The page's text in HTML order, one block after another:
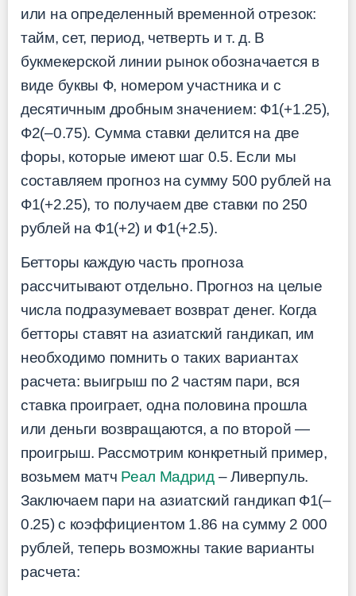
или на определенный временной отрезок:
тайм, сет, период, четверть и т. д. В
букмекерской линии рынок обозначается в
виде буквы Ф, номером участника и с
десятичным дробным значением: Ф1(+1.25),
Ф2(–0.75). Сумма ставки делится на две
форы, которые имеют шаг 0.5. Если мы
составляем прогноз на сумму 500 рублей на
Ф1(+2.25), то получаем две ставки по 250
рублей на Ф1(+2) и Ф1(+2.5).
Бетторы каждую часть прогноза
рассчитывают отдельно. Прогноз на целые
числа подразумевает возврат денег. Когда
бетторы ставят на азиатский гандикап, им
необходимо помнить о таких вариантах
расчета: выигрыш по 2 частям пари, вся
ставка проиграет, одна половина прошла
или деньги возвращаются, а по второй —
проигрыш. Рассмотрим конкретный пример,
возьмем матч Реал Мадрид– Ливерпуль.
Заключаем пари на азиатский гандикап Ф1(–
0.25) с коэффициентом 1.86 на сумму 2 000
рублей, теперь возможны такие варианты
расчета: